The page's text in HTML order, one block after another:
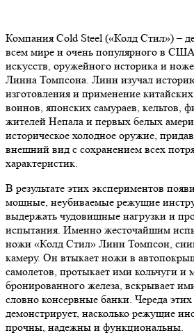
Компания Cold Steel («Колд Стил») –
всем мире и очень популярного в
искусств, оружейного историка и
Линна Томпсона. Линн изучал
изготовления и применение
воинов, японских самураев, кельтов,
жителей Непала и первых белых
историческое холодное оружие,
внешний вид с сохранением всех
характеристик.
В результате этих экспериментов
мощные, неубиваемые режущие
выдержать чудовищные нагрузки и
испытания. Именно жесточайшим
ножи «Колд Стил» Линн Томпсон,
камеру. Он втыкает ножи в
самолетов, протыкает ими кольчуги и
бронированного железа, вскрывает
словно консервные банки. Череда этих
демонстрирует, насколько режущие
прочны, надежны и функциональны.